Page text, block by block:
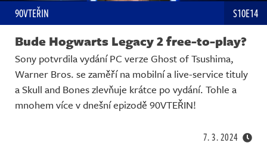
90VTEŘIN S10E14
Bude Hogwarts Legacy 2 free-to-play?
Sony potvrdila vydání PC verze Ghost of Tsushima,
Warner Bros. se zaměří na mobilní a live-service tituly
a Skull and Bones zlevňuje krátce po vydání. Tohle a
mnohem více v dnešní epizodě 90VTEŘIN!
7. 3. 2024